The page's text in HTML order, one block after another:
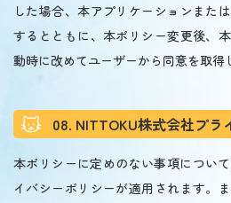
した場合、本アプリケーションまた
するとともに、本ポリシー変更後、
動時に改めてユーザーから同意を取得
08. NITTOKU株式会社プラ
本ポリシーに定めのない事項につい
イバシーポリシーが適用されます。